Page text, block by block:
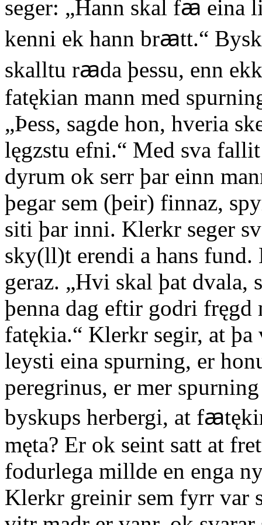
seger: „Hann skal fꜳ eina
kenni ek hann brꜳtt.“
skalltu rꜳda þessu, enn
fatękian mann med
„Þess, sagde hon, hveria
lęgzstu efni.“ Med sva
dyrum ok serr þar einn
þegar sem (þeir) finnaz,
siti þar inni. Klerkr seger
sky(ll)t erendi a hans fund.
geraz. „Hvi skal þat dvala,
þenna dag eftir godri
fatękia.“ Klerkr segir, at
leysti eina spurning, er
peregrinus, er mer
byskups herbergi, at
męta? Er ok seint satt at
fodurlega millde en enga
Klerkr greinir sem fyrr var